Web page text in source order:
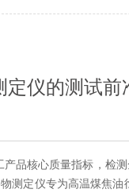
仪的测试前
品核心质量指标，检
测定仪专为高温煤焦